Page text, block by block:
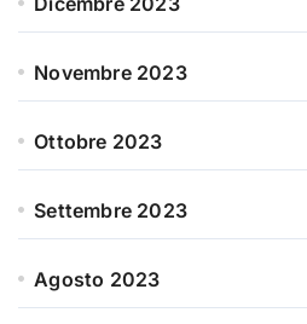
Novembre 2023
Ottobre 2023
Settembre 2023
Agosto 2023